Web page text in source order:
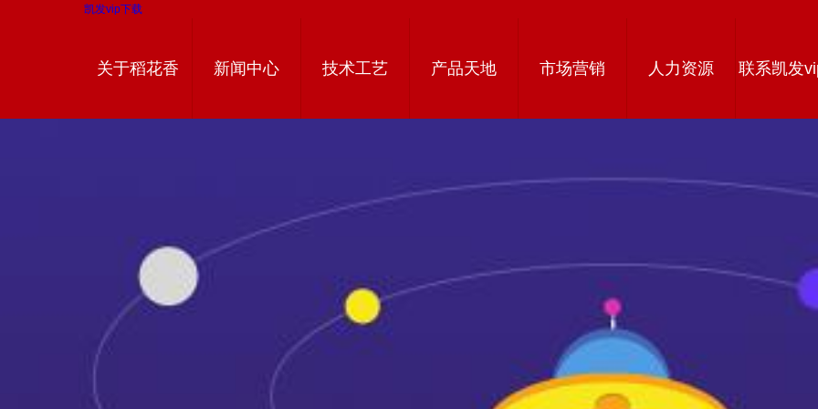
凯发vip下载
关于稻花香 新闻中心 技术工艺 产品天地 市场营销 人力资源 联系凯发